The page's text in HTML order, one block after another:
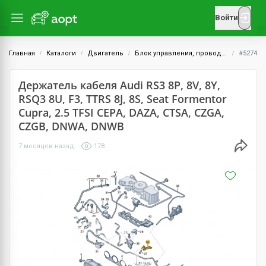
Войти
Главная Каталоги Двигатель Блок управления, проводка и датчики #5274
Держатель кабеля Audi RS3 8P, 8V, 8Y,
RSQ3 8U, F3, TTRS 8J, 8S, Seat Formentor
Cupra, 2.5 TFSI CEPA, DAZA, CTSA, CZGA,
CZGB, DNWA, DNWB
7 месяцев назад 178